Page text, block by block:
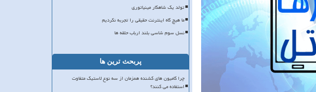
تولد یک شاهکار مینیاتوری
ما هیچ گاه اینترنت حقیقی را تجربه نکردیم
نسل سوم شاسی بلند ارباب حلقه ها
پربحث ترین ها
چرا کامیون های کشنده همزمان از سه نوع لاستیک متفاوت
استفاده می کنند؟